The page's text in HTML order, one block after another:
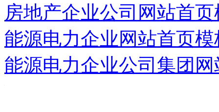
房地产企业公司网站首
能源电力企业网站首页模
能源电力企业公司集团